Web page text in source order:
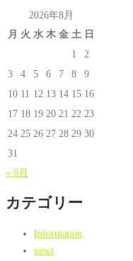
2026年8月
月 火 水 木 金 土 日
1
2
3
4 5 6 7 8
9
10 11 12 13 14 15 16
17 18 19 20 21 22 23
24 25 26 27 28 29 30
31
« 6月
カテゴリー
Information
news